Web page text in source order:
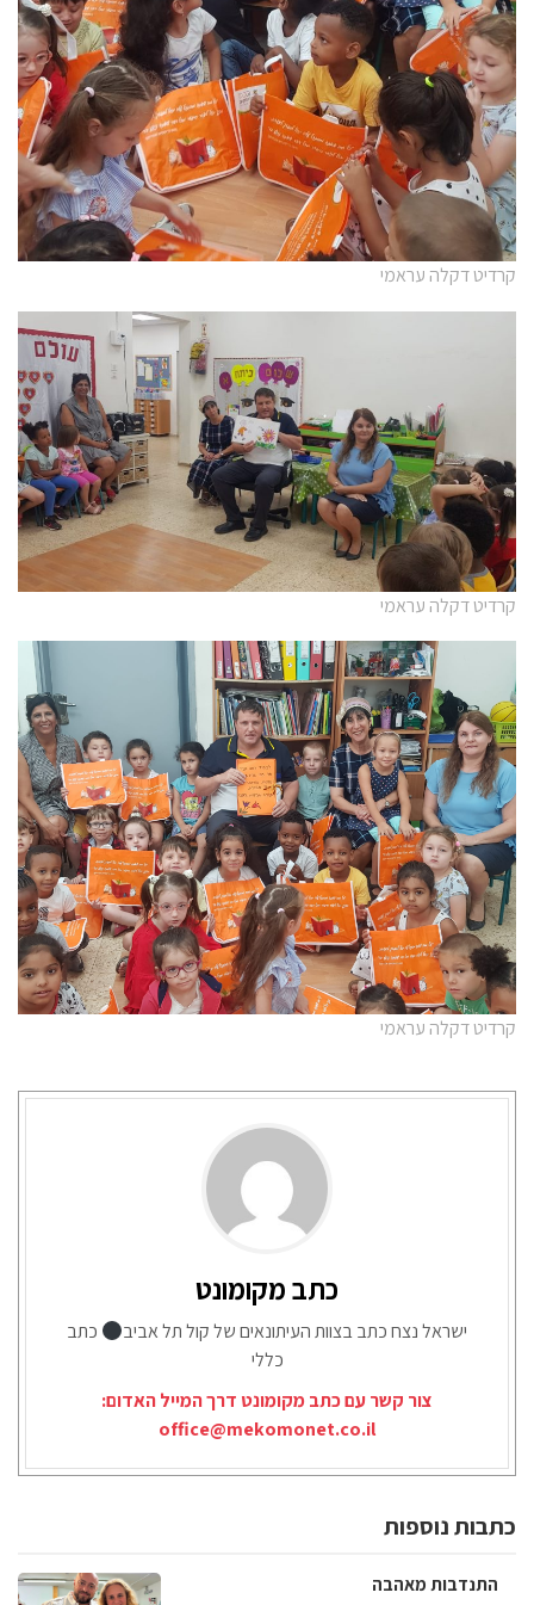
קרדיט דקלה עראמי
קרדיט דקלה עראמי
קרדיט דקלה עראמי
כתב מקומונט
ישראל נצח כתב בצוות העיתונאים של קול תל אביב
כתב
כללי
צור קשר עם כתב מקומונט דרך המייל האדום:
office@mekomonet.co.il
כתבות נוספות
התנדבות מאהבה